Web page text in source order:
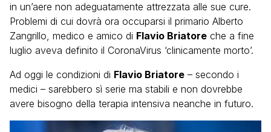
in un’aere non adeguatamente attrezzata alle sue cure.
Problemi di cui dovrà ora occuparsi il primario Alberto
Zangrillo, medico e amico di Flavio Briatore che a fine
luglio aveva definito il CoronaVirus ‘clinicamente morto’.
Ad oggi le condizioni di Flavio Briatore – secondo i
medici – sarebbero sì serie ma stabili e non dovrebbe
avere bisogno della terapia intensiva neanche in futuro.